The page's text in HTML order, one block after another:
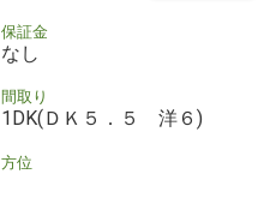
保証金
なし
間取り
1DK(ＤＫ５．５ 洋６)
方位